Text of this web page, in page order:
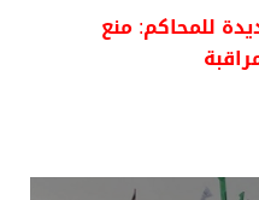
للمحاكم: منع